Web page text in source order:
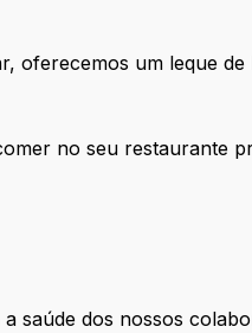
oferecemos um leque
no seu restaurante
saúde dos nossos